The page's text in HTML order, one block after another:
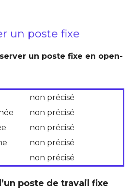
un poste fixe
un poste fixe en open-
non précisé
non précisé
non précisé
non précisé
non précisé
poste de travail fixe